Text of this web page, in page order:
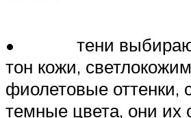
• тени
тон кожи,
фиолетовые
темные цвета, они их